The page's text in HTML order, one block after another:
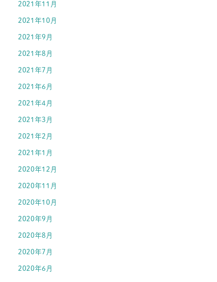
2021年11月
2021年10月
2021年9月
2021年8月
2021年7月
2021年6月
2021年4月
2021年3月
2021年2月
2021年1月
2020年12月
2020年11月
2020年10月
2020年9月
2020年8月
2020年7月
2020年6月